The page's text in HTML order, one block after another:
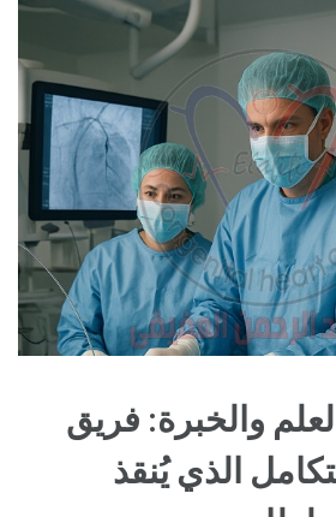
والخبرة: فريق
الذي يُنقذ